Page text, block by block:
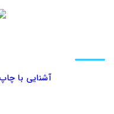
آشنایی با